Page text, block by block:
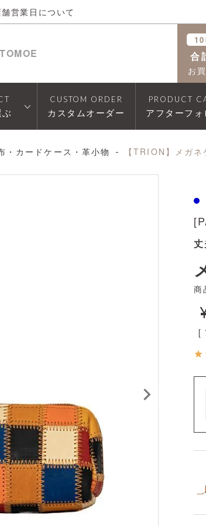
営業日について
TOMOE 合
お
CUSTOM ORDER
カスタムオーダー
PRODUCT
アフターフォ
・カードケース・革小物 【TRION】メガネ
商
[